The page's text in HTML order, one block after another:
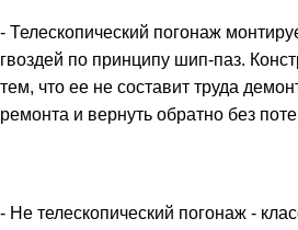
- Телескопический погонаж
гвоздей по принципу шип-паз.
тем, что ее не составит труда
ремонта и вернуть обратно без
- Не телескопический погонаж -